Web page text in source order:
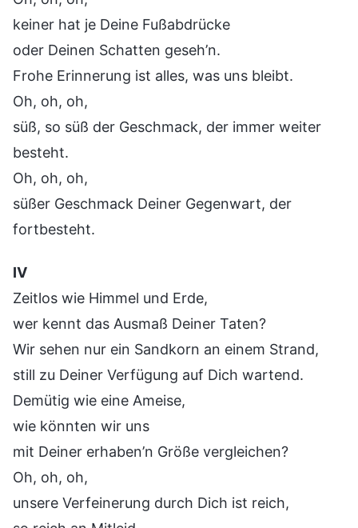
keiner hat je Deine Fußabdrücke
oder Deinen Schatten geseh’n.
Frohe Erinnerung ist alles, was uns bleibt.
Oh, oh, oh,
süß, so süß der Geschmack, der immer weiter
besteht.
Oh, oh, oh,
süßer Geschmack Deiner Gegenwart, der
fortbesteht.
Ⅳ
Zeitlos wie Himmel und Erde,
wer kennt das Ausmaß Deiner Taten?
Wir sehen nur ein Sandkorn an einem Strand,
still zu Deiner Verfügung auf Dich wartend.
Demütig wie eine Ameise,
wie könnten wir uns
mit Deiner erhaben’n Größe vergleichen?
Oh, oh, oh,
unsere Verfeinerung durch Dich ist reich,